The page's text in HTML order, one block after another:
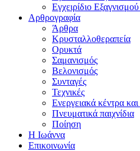
Εγχειρίδιο
Αρθρογραφία
Άρθρα
Κρυσταλλοθεραπεία
Ορυκτά
Σαμανισμός
Βελονισμός
Συνταγές
Τεχνικές
Ενεργειακά κέντρα και
Πνευματικά παιχνίδια
Ποίηση
Η Ιωάννα
Επικοινωνία